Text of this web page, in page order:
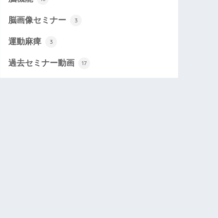
脳画像セミナー 3
運動麻痺 3
過去セミナー動画 17